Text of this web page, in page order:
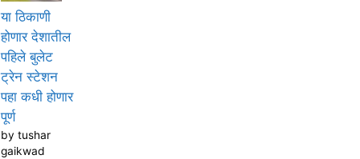
या ठिकाणी
होणार देशातील
पहिले बुलेट
ट्रेन स्टेशन
पहा कधी होणार
पूर्ण
by tushar
gaikwad